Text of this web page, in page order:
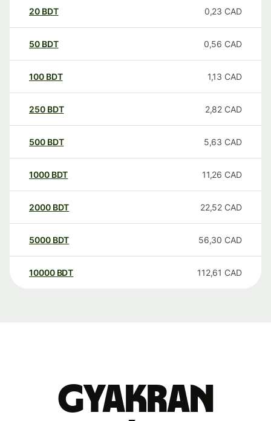
20 BDT 0,23 CAD
50 BDT 0,56 CAD
100 BDT 1,13 CAD
250 BDT 2,82 CAD
500 BDT 5,63 CAD
1000 BDT 11,26 CAD
2000 BDT 22,52 CAD
5000 BDT 56,30 CAD
10000 BDT 112,61 CAD
Gyakran